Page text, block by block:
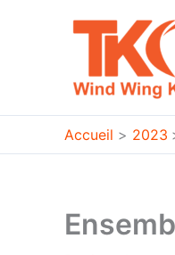
Accueil 2023